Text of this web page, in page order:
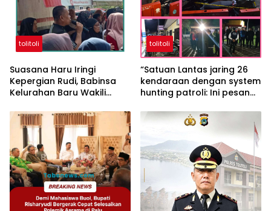
tolitoli
Suasana Haru Iringi
Kepergian Rudi, Babinsa
Kelurahan Baru Wakili
Permohonan Maaf
tolitoli
“Satuan Lantas jaring 26
kendaraan dengan system
hunting patroli: Ini pesan